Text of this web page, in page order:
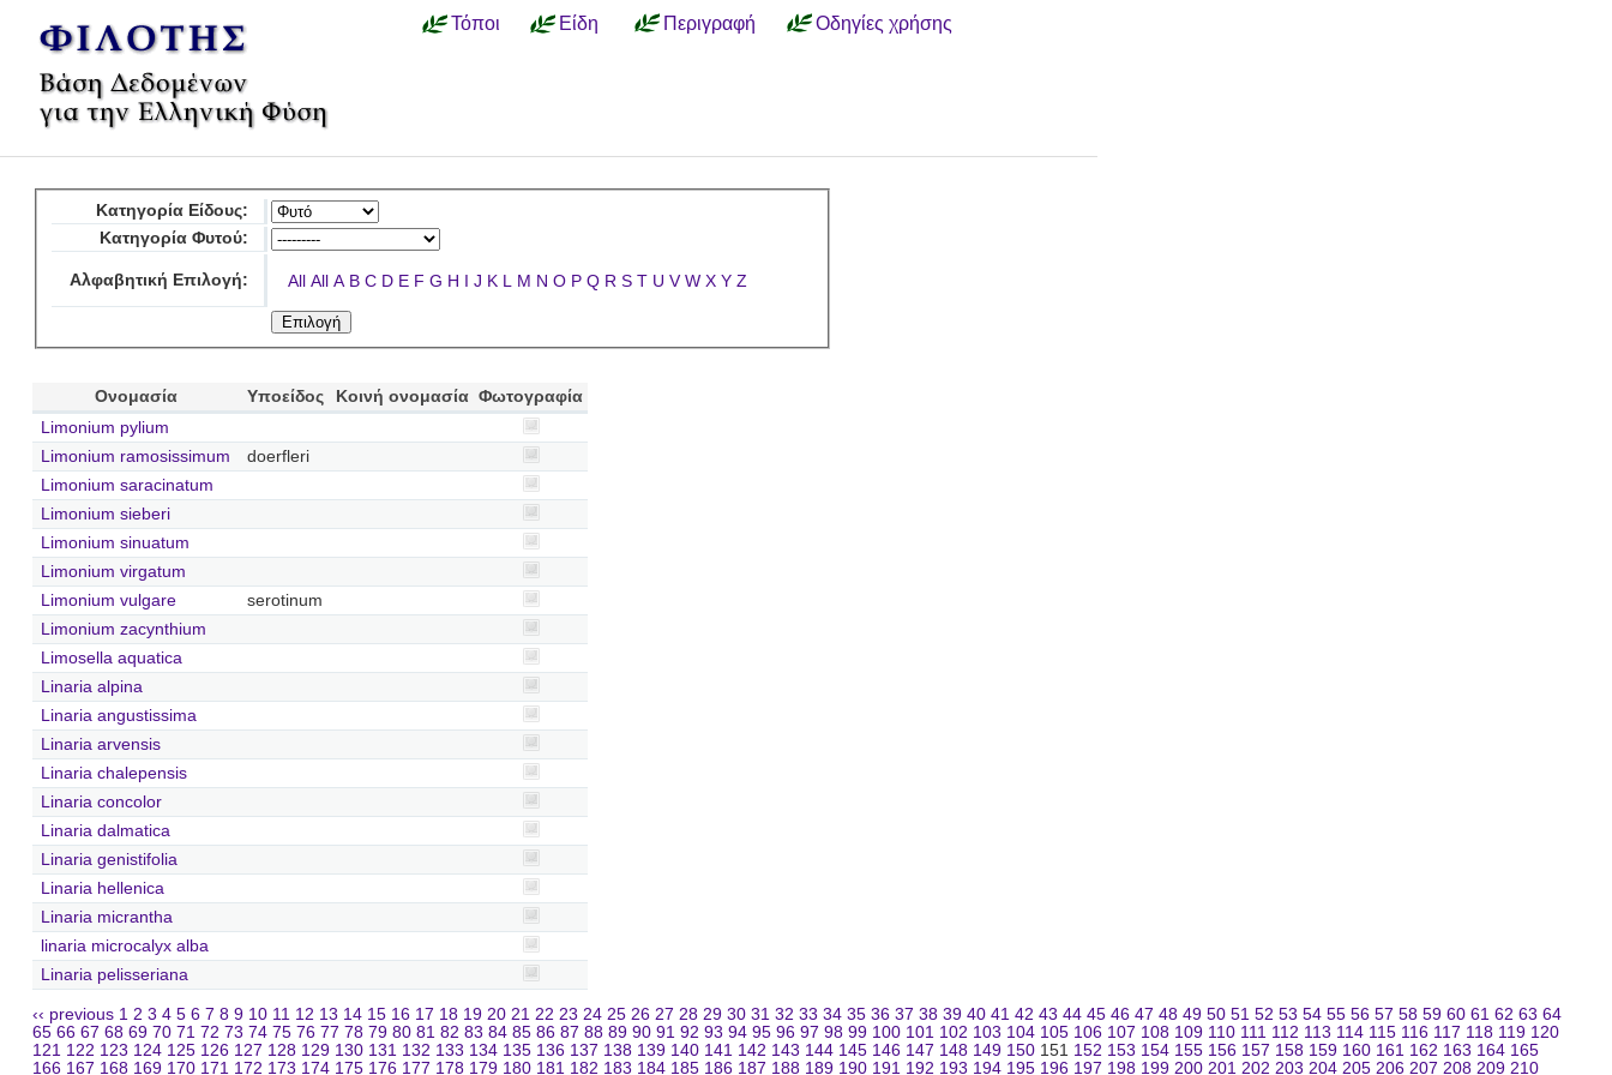
Τόποι Είδη Περιγραφή Οδηγίες χρήσης
Κατηγορία Είδους:
Κατηγορία Φυτού:
Αλφαβητική Επιλογή: All All A B C D E F G H I J K L M N O P Q R S T U V W X Y Z
Ονομασία Υποείδος Κοινή ονομασία Φωτογραφία
Limonium pylium
Limonium ramosissimum
doerfleri
Limonium saracinatum
Limonium sieberi
Limonium sinuatum
Limonium virgatum
Limonium vulgare
serotinum
Limonium zacynthium
Limosella aquatica
Linaria alpina
Linaria angustissima
Linaria arvensis
Linaria chalepensis
Linaria concolor
Linaria dalmatica
Linaria genistifolia
Linaria hellenica
Linaria micrantha
linaria microcalyx alba
Linaria pelisseriana
‹‹ previous 1 2 3 4 5 6 7 8 9 10 11 12 13 14 15 16 17 18 19 20 21 22 23 24 25 26 27 28 29 30 31 32 33 34 35 36 37 38 39 40 41 42 43 44 45 46 47 48 49 50 51 52 53 54 55 56 57 58 59 60 61 62 63 64
65 66 67 68 69 70 71 72 73 74 75 76 77 78 79 80 81 82 83 84 85 86 87 88 89 90 91 92 93 94 95 96 97 98 99 100 101 102 103 104 105 106 107 108 109 110 111 112 113 114 115 116 117 118 119 120
121 122 123 124 125 126 127 128 129 130 131 132 133 134 135 136 137 138 139 140 141 142 143 144 145 146 147 148 149 150 151 152 153 154 155 156 157 158 159 160 161 162 163 164 165
166 167 168 169 170 171 172 173 174 175 176 177 178 179 180 181 182 183 184 185 186 187 188 189 190 191 192 193 194 195 196 197 198 199 200 201 202 203 204 205 206 207 208 209 210